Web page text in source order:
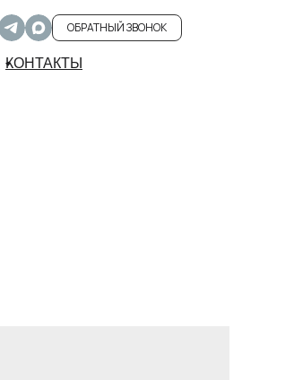
КОНТАКТЫ
ОБРАТНЫЙ ЗВОНОК